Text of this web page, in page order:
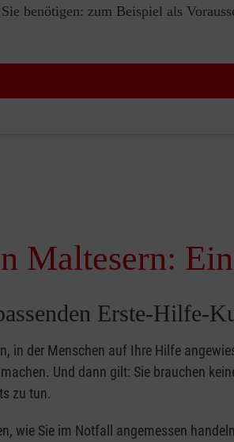
benötigen: zum Beispiel als
Maltesern:
Erste-Hilfe-
in der Menschen auf Ihre Hilfe
Und dann gilt: Sie brauchen
zu tun.
wie Sie im Notfall angemessen